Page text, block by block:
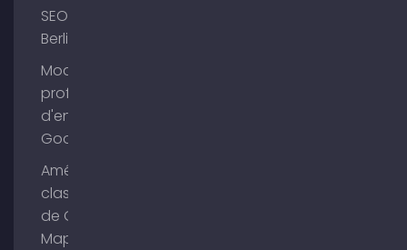
SEO
Berlin
Modifier le
profil
d'entreprise
Google
Améliorer le
classement
de Google
Maps